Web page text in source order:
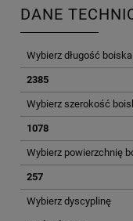
DANE
Wybierz długość
2385
Wybierz szerokość
1078
Wybierz powierzchnię
257
Wybierz dyscyplinę